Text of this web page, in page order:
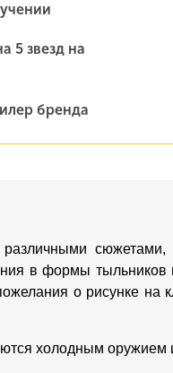
5 звезд на
бренда
в формы
о рисунке
холодным